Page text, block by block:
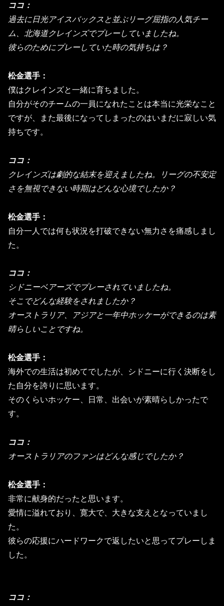
ココ：
過去に日光アイスバックスと並ぶリーグ屈指の人気チー
ム、
北海道クレインズでプレーしていましたね。
彼らのためにプレーしていた時の気持ちは？
松金選手：
僕はクレインズと一緒に育ちました。
自分がそのチームの一員になれたことは本当に光栄なこと
ですが、
また最後になってしまったのはいまだに寂しい気
持ちです。
ココ：
クレインズは劇的な結末を迎えましたね。
リーグの不安定
さを無視できない時期はどんな心境でしたか？
松金選手：
自分一人では何も状況を打破できない無力さを痛感しまし
た。
ココ：
シドニーベアーズでプレーされていましたね。
そこでどんな経験をされましたか？
オーストラリア、
アジアと一年中ホッケーができるのは素
晴らしいことですね。
松金選手：
海外での生活は初めてでしたが、
シドニーに行く決断をし
た自分を誇りに思います。
そのくらいホッケー、日常、出会いが素晴らしかったで
す。
ココ：
オーストラリアのファンはどんな感じでしたか？
松金選手：
非常に献身的だったと思います。
愛情に溢れており、寛大で、 大きな支えとなっていまし
た。
彼らの応援にハードワークで返したいと思ってプレーしま
した。
ココ：